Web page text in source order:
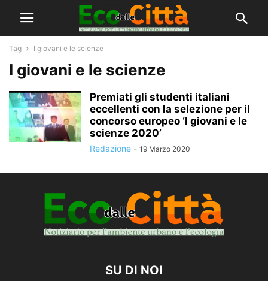
Tag I giovani e le scienze
I giovani e le scienze
Premiati gli studenti italiani
eccellenti con la selezione per il
concorso europeo ‘I giovani e le
scienze 2020’
Redazione - 19 Marzo 2020
SU DI NOI